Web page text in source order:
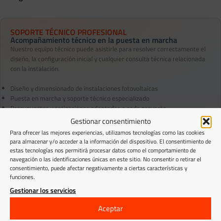
Gestionar consentimiento
Para ofrecer las mejores experiencias, utilizamos tecnologías como las cookies
para almacenar y/o acceder a la información del dispositivo. El consentimiento de
estas tecnologías nos permitirá procesar datos como el comportamiento de
navegación o las identificaciones únicas en este sitio. No consentir o retirar el
consentimiento, puede afectar negativamente a ciertas características y
funciones.
Gestionar los servicios
Aceptar
SOPORTE TÉCNICO PROFESIONAL
Acompañamiento técnico en la puesta en marcha
Nuestro equipo técnico puede asistirle para resolver correctamente el
diseño, la configuración inicial y cualquier consulta técnica relacionada
con la instalación.
Diseño y dimensionado de instalaciones fotovoltaicas
Puesta en marcha y soporte técnico especializado
Presupuestos y cotizaciones adaptadas a cada proyecto
Contacto directo: 647 702 125
VISTOS RECIENTEMENTE